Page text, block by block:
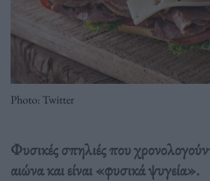
Photo: Twitter
Φυσικές σπηλιές που
αιώνα και είναι «φυσικά ψυγεία».